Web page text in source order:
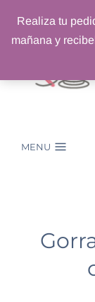
MENU
Realiza tu
mañana y